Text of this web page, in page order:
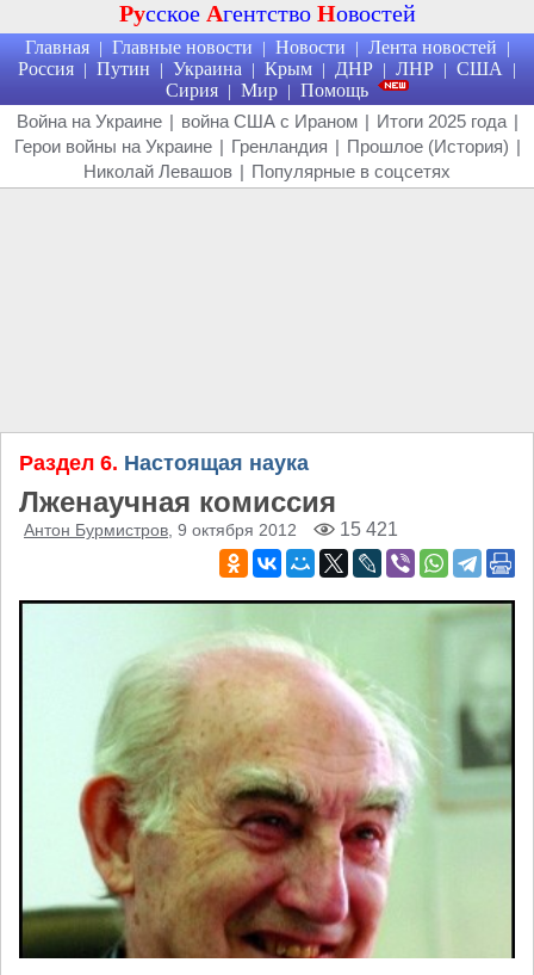
Русское Агентство Новостей
Главная | Главные новости | Новости | Лента новостей |
Россия | Путин | Украина | Крым | ДНР | ЛНР | США |
Сирия | Мир | Помощь
Война на Украине | война США с Ираном | Итоги 2025 года |
Герои войны на Украине | Гренландия | Прошлое (История) |
Николай Левашов | Популярные в соцсетях
Раздел 6. Настоящая наука
Лженаучная комиссия
Антон Бурмистров , 9 октября 2012 15 421